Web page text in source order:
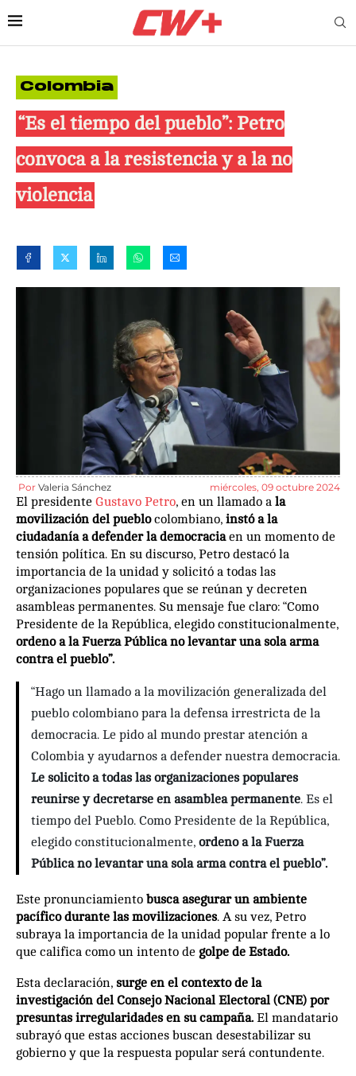
Colombia
“Es el tiempo del pueblo”: Petro
convoca a la resistencia y a la no
violencia
Por Valeria Sánchez miércoles, 09 octubre 2024
El presidente Gustavo Petro, en un llamado a la
movilización del pueblocolombiano, instó a la
ciudadanía a defender la democraciaen un momento de
tensión política. En su discurso, Petro destacó la
importancia de la unidad y solicitó a todas las
organizaciones populares que se reúnan y decreten
asambleas permanentes. Su mensaje fue claro: “Como
Presidente de la República, elegido constitucionalmente,
ordeno a la Fuerza Pública no levantar una sola arma
contra el pueblo”.
“Hago un llamado a la movilización generalizada del
pueblo colombiano para la defensa irrestricta de la
democracia. Le pido al mundo prestar atención a
Colombia y ayudarnos a defender nuestra democracia.
Le solicito a todas las organizaciones populares
reunirse y decretarse en asamblea permanente. Es el
tiempo del Pueblo. Como Presidente de la República,
elegido constitucionalmente, ordeno a la Fuerza
Pública no levantar una sola arma contra el pueblo”.
Este pronunciamiento busca asegurar un ambiente
pacífico durante las movilizaciones. A su vez, Petro
subraya la importancia de la unidad popular frente a lo
que califica como un intento de golpe de Estado.
Esta declaración, surge en el contexto de la
investigación del Consejo Nacional Electoral (CNE) por
presuntas irregularidades en su campaña. El mandatario
subrayó que estas acciones buscan desestabilizar su
gobierno y que la respuesta popular será contundente.